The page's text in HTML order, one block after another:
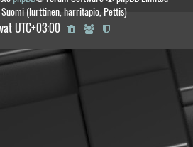
Suomi (lurttinen, harritapio, Pettis)
UTC+03:00